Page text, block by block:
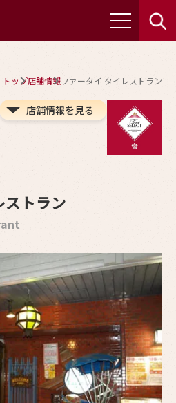
トップ店舗情報ファータイ タイレストラン
店舗情報を見る
ストラン